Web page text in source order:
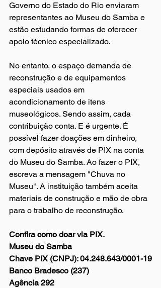
Governo do Estado do Rio enviaram
representantes ao Museu do Samba e
estão estudando formas de oferecer
apoio técnico especializado.
No entanto, o espaço demanda de
reconstrução e de equipamentos
especiais usados em
acondicionamento de itens
museológicos. Sendo assim, cada
contribuição conta. E é urgente. É
possível fazer doações em dinheiro,
com depósito através de PIX na conta
do Museu do Samba. Ao fazer o PIX,
escreva a mensagem "Chuva no
Museu". A instituição também aceita
materiais de construção e mão de obra
para o trabalho de reconstrução.
Confira como doar via PIX.
Museu do Samba
Chave PIX (CNPJ): 04.248.643/0001-19
Banco Bradesco (237)
Agência 292